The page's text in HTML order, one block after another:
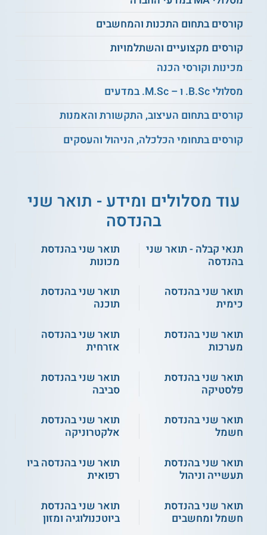
סביבתיים
הנדסת תעבורה
למתקדמים
בתכנון עירוני
אורבנית
דיני שלטון ורשויות
מקומיות למתכננים
כלכלה עירונית ותכנון
חברתי
בדיקות כדאיות
ייעודיות לפרויקטים
הנדסיים
ועוד
סגל
היועץ האקדמי של התכנית הוא פרופסור להנדסה העוסק במיפוי
ספרתי ופוטוגרמטריה, במערכות לניהול מקרקעין, במערכות מידע
גיאוגרפי ובבסיסי מידע דו ותלת-ממדיים. במקביל לעיסוקו במחקר
מלמדים בין השאר: דוקטור לתכנון ערים האוחזת גם בתואר במדעי
האטמוספרה שמתמחה במדיניות סביבתיות וחוקרת סוגיות של
ניהול משאבי טבע, שימור שטחים פתוחים, פיתוח בר קיימא וחינוך
של הדיור הציבורי במדינת ישראל. כתיבתה הנוגעת בהיבטים
החברתיים של המצאי המבני התפרסמה בהרחבה במדינות שונות
וכיום היא גם עורכת בכתב עת הבינלאומי לעיצוב.
אולי תרצו לקרוא גם עלתואר שני בניהול
תנאי קבלה
קורסים בתחום התכנות והמחשבים
קורסים מקצועיים והשתלמויות
מכינות וקורסי הכנה
מסלולי B.Sc. ו – M.Sc. במדעים
קורסים בתחום העיצוב, התקשורת והאמנות
קורסים בתחומי הכלכלה, הניהול והעסקים
עוד מסלולים ומידע - תואר שני
בהנדסה
תנאי קבלה - תואר שני
בהנדסה
תואר שני בהנדסת
מכונות
תואר שני בהנדסה
כימית
תואר שני בהנדסת
תוכנה
תואר שני בהנדסת
מערכות
תואר שני בהנדסה
אזרחית
תואר שני בהנדסת
פלסטיקה
תואר שני בהנדסת
סביבה
תואר שני בהנדסת
חשמל
תואר שני בהנדסת
אלקטרוניקה
תואר שני בהנדסת
תעשייה וניהול
תואר שני בהנדסה ביו
רפואית
תואר שני בהנדסת
חשמל ומחשבים
תואר שני בהנדסת
ביוטכנולוגיה ומזון